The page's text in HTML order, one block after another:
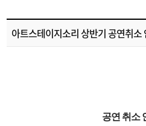
아트스테이지소리 상반기 공연취소
공연 취소